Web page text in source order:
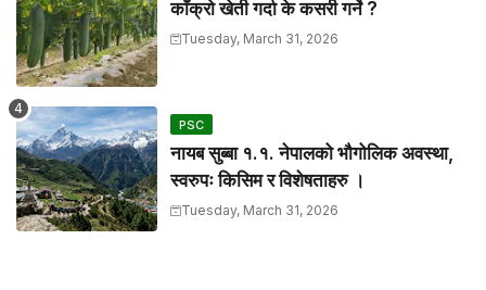
काँक्रो खेती गर्दा के कसरी गर्ने ?
Tuesday, March 31, 2026
PSC
नायब सुब्बा १.१. नेपालको भौगोलिक अवस्था,
स्वरुपः किसिम र विशेषताहरु ।
Tuesday, March 31, 2026